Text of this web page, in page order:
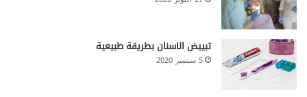
تبييض الاسنان بطريقة طبيعية
5 سبتمبر 2020